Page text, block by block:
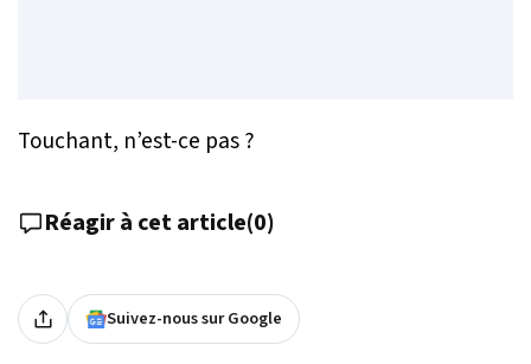
Touchant, n’est-ce pas ?
Réagir à cet article(0)
Suivez-nous sur Google